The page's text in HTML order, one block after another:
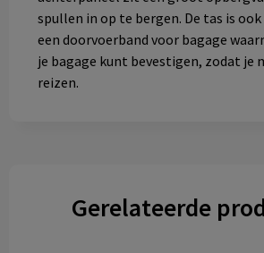
spullen in op te bergen. De tas is
een doorvoerband voor bagage
je bagage kunt bevestigen, zodat je
reizen.
Gerelateerde